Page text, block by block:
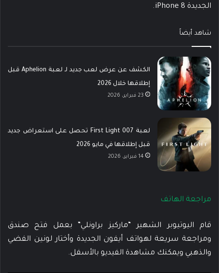
الجديدة iPhone 8.
شاهد أيضاً
الكشف عن عرض لعب جديد لـ لعبة Aphelion قبل
إطلاقها خلال 2026
23 فبراير، 2026
لعبة 007 First Light تحصل على استعراض جديد
قبل إطلاقها في مايو 2026
14 فبراير، 2026
مراجعة الهاتف
قام اليوتيوبر الشهير “ماركيز براونلي” بعمل فتح صندق
ومراجعة سريعة لهواتف أيفون الجديدة وأختار لونين الفضي
والذهبي ويمكنك مشاهدة الفيديو بالأسفل.